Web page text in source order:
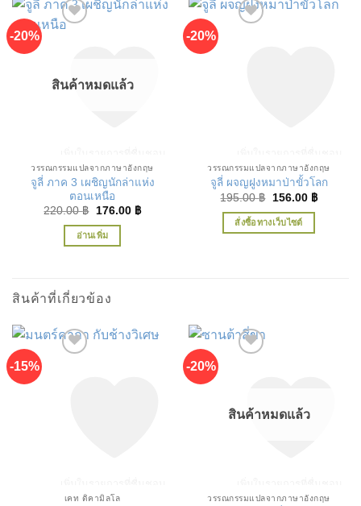
-20%
สินค้าหมดแล้ว
วรรณกรรมแปลจากภาษาอังกฤษ
จูลี่ ภาค 3 เผชิญนักล่าแห่ง
ตอนเหนือ
220.00฿
Original
was:
220.00 ฿.
176.00 ฿Current
อ่านเพิ่ม
-20%
วรรณกรรมแปลจากภาษาอังกฤษ
จูลี่ ผจญฝูงหมาป่าขั้วโลก
195.00฿
Original
was:
195.00 ฿.
156.00 ฿Current
สั่งซื้อทางเว็บไซต์
สินค้าที่เกี่ยวข้อง
-15%
เคท ดิคามิลโล
-20%
สินค้าหมดแล้ว
วรรณกรรมแปลจากภาษาอังกฤษ